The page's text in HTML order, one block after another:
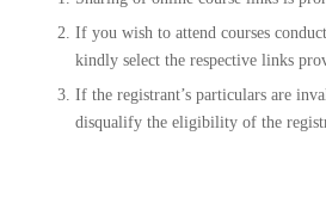
If you wish to attend courses
kindly select the respective links
If the registrant’s particulars are
disqualify the eligibility of the